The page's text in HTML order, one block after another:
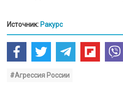
Источник: Ракурс
#Агрессия России